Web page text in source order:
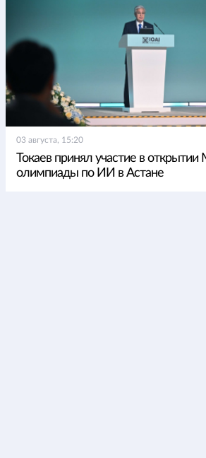
03 августа, 15:20
Токаев принял участие в
олимпиады по ИИ в Астане